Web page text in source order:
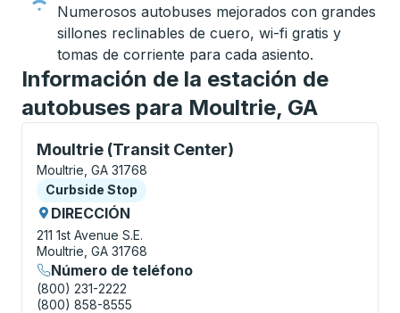
Numerosos autobuses mejorados con grandes
sillones reclinables de cuero, wi-fi gratis y
tomas de corriente para cada asiento.
Información de la estación de
autobuses para Moultrie, GA
Moultrie (Transit Center)
Curbside Stop, utilice las teclas de flecha o la tecla
Moultrie, GA 31768
Curbside Stop
Curbside Stop
DIRECCIÓN
211 1st Avenue S.E.
Moultrie, GA 31768
Número de teléfono
(800) 231-2222
(800) 858-8555